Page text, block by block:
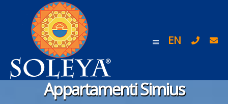
EN
Appartamenti Simius